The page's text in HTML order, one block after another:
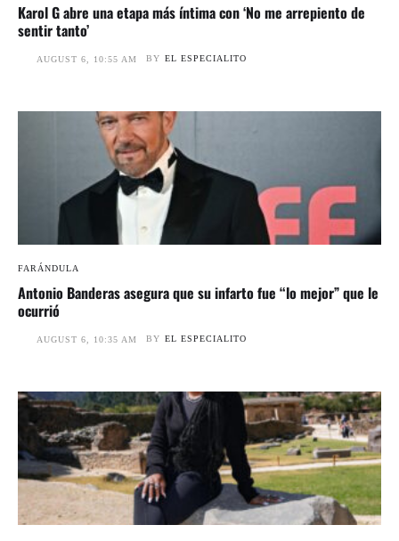
Karol G abre una etapa más íntima con ‘No me arrepiento de
sentir tanto’
AUGUST 6, 10:55 AM BY EL ESPECIALITO
FARÁNDULA
Antonio Banderas asegura que su infarto fue “lo mejor” que le
ocurrió
AUGUST 6, 10:35 AM BY EL ESPECIALITO